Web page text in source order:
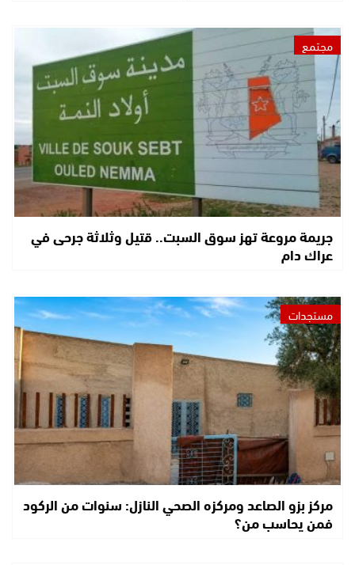
مجتمع
جريمة مروعة تهز سوق السبت.. قتيل وثلاثة جرحى في
عراك دام
مستجدات
مركز بزو الصاعد ومركزه الصحي النازل: سنوات من الركود
فمن يحاسب من؟